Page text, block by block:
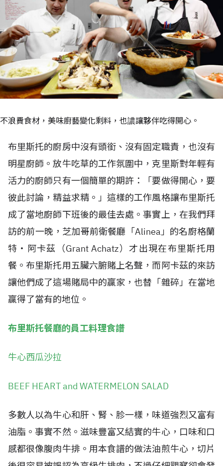
不浪費食材，美味廚藝變化剩料，也譨讓夥伴吃得開心。
布里斯托的廚房中沒有頭銜、沒有固定職責，也沒有
明星廚師。放牛吃草的工作氛圍中，克里斯對年輕有
活力的廚師只有一個簡單的期許：「要做得開心，要
彼此討論，精益求精。」這樣的工作風格讓布里斯托
成了當地廚師下班後的最佳去處。事實上，在我們拜
訪的前一晚，芝加哥前衛餐廳「Alinea」的名廚格蘭
特‧阿卡茲（Grant Achatz）才出現在布里斯托用
餐。布里斯托用五臟六腑賭上名聲，而阿卡茲的來訪
讓他們成了這場賭局中的贏家，也替「雜碎」在當地
贏得了當有的地位。
布里斯托餐廳的員工料理食譜
牛心西瓜沙拉
BEEF HEART and WATERMELON SALAD
多數人以為牛心和肝、腎、胗一樣，味道強烈又富有
油脂。事實不然。滋味豐富又結實的牛心，口味和口
感都很像腹肉牛排。用本食譜的做法油煎牛心，切片